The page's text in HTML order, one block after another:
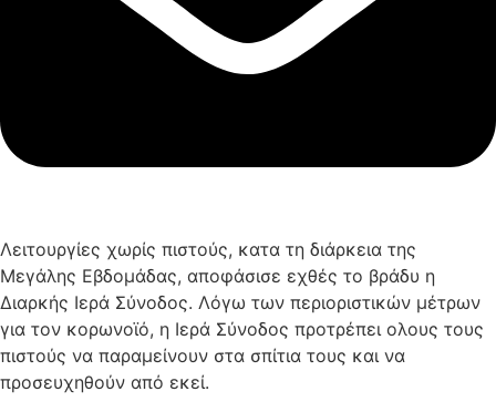
Λειτουργίες χωρίς πιστούς, κατα τη διάρκεια της
Μεγάλης Εβδομάδας, αποφάσισε εχθές το βράδυ η
Διαρκής Ιερά Σύνοδος. Λόγω των περιοριστικών μέτρων
για τον κορωνοϊό, η Ιερά Σύνοδος προτρέπει ολους τους
πιστούς να παραμείνουν στα σπίτια τους και να
προσευχηθούν από εκεί.